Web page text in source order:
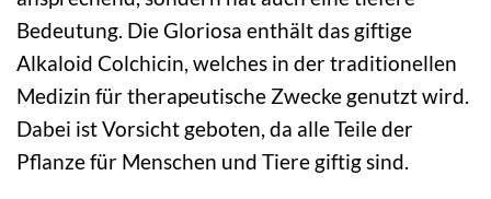
Bedeutung. Die Gloriosa enthält das giftige
Alkaloid Colchicin, welches in der traditionellen
Medizin für therapeutische Zwecke genutzt wird.
Dabei ist Vorsicht geboten, da alle Teile der
Pflanze für Menschen und Tiere giftig sind.